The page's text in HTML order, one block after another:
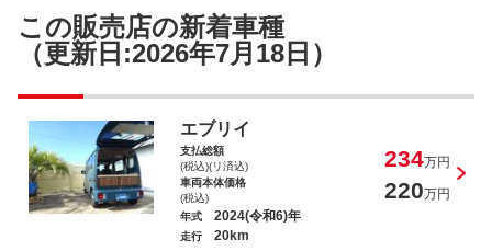
アルトラパンＬＣ Ｘ
この販売店の新着車種
（更新日:2026年7月18日）
エブリイ
支払総額
(税込)(リ済込)
234万円
車両本体価格
(税込)
220万円
年式 2024(令和6)年
走行 20km